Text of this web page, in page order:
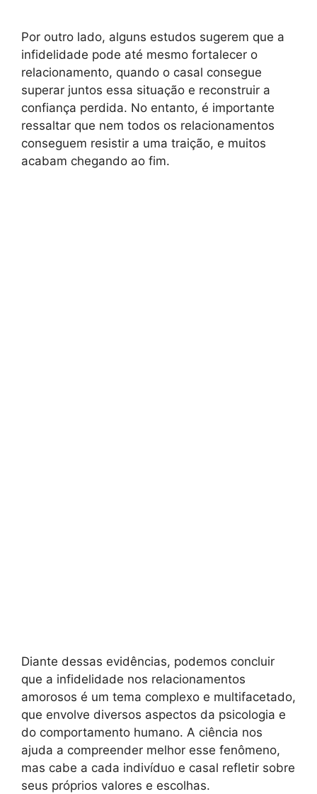
Por outro lado, alguns estudos sugerem que a
infidelidade pode até mesmo fortalecer o
relacionamento, quando o casal consegue
superar juntos essa situação e reconstruir a
confiança perdida. No entanto, é importante
ressaltar que nem todos os relacionamentos
conseguem resistir a uma traição, e muitos
acabam chegando ao fim.
Diante dessas evidências, podemos concluir
que a infidelidade nos relacionamentos
amorosos é um tema complexo e multifacetado,
que envolve diversos aspectos da psicologia e
do comportamento humano. A ciência nos
ajuda a compreender melhor esse fenômeno,
mas cabe a cada indivíduo e casal refletir sobre
seus próprios valores e escolhas.